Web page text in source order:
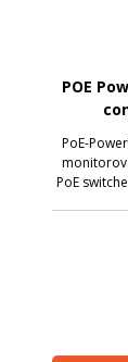
POE
PoE-
PoE